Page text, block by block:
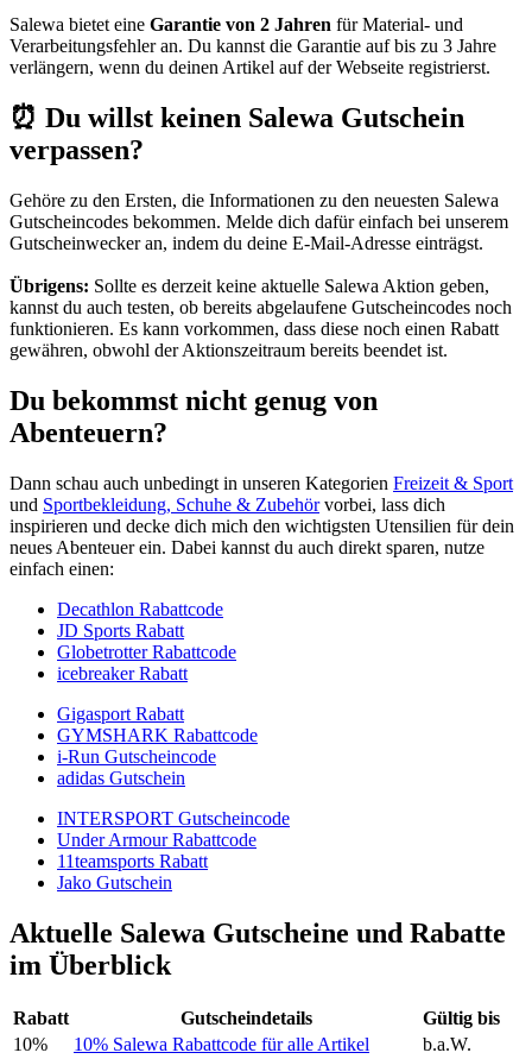
Salewa bietet eine Garantie von 2 Jahren für Material- und
Verarbeitungsfehler an. Du kannst die Garantie auf bis zu 3 Jahre
verlängern, wenn du deinen Artikel auf der Webseite registrierst.
⏰ Du willst keinen Salewa Gutschein
verpassen?
Gehöre zu den Ersten, die Informationen zu den neuesten Salewa
Gutscheincodes bekommen. Melde dich dafür einfach bei unserem
Gutscheinweckeran, indem du deine E-Mail-Adresse einträgst.
Übrigens: Sollte es derzeit keine aktuelle Salewa Aktion geben,
kannst du auch testen, ob bereits abgelaufene Gutscheincodes noch
funktionieren. Es kann vorkommen, dass diese noch einen Rabatt
gewähren, obwohl der Aktionszeitraum bereits beendet ist.
Du bekommst nicht genug von
Abenteuern?
Dann schau auch unbedingt in unseren Kategorien Freizeit & Sport
und Sportbekleidung, Schuhe & Zubehörvorbei, lass dich
inspirieren und decke dich mich den wichtigsten Utensilien für dein
neues Abenteuer ein. Dabei kannst du auch direkt sparen, nutze
einfach einen:
Decathlon Rabattcode
JD Sports Rabatt
Globetrotter Rabattcode
icebreaker Rabatt
Gigasport Rabatt
GYMSHARK Rabattcode
i-Run Gutscheincode
adidas Gutschein
INTERSPORT Gutscheincode
Under Armour Rabattcode
11teamsports Rabatt
Jako Gutschein
Aktuelle Salewa Gutscheine und Rabatte
im Überblick
Rabatt Gutscheindetails
Gültig bis
10%
10% Salewa Rabattcode für alle Artikel
b.a.W.